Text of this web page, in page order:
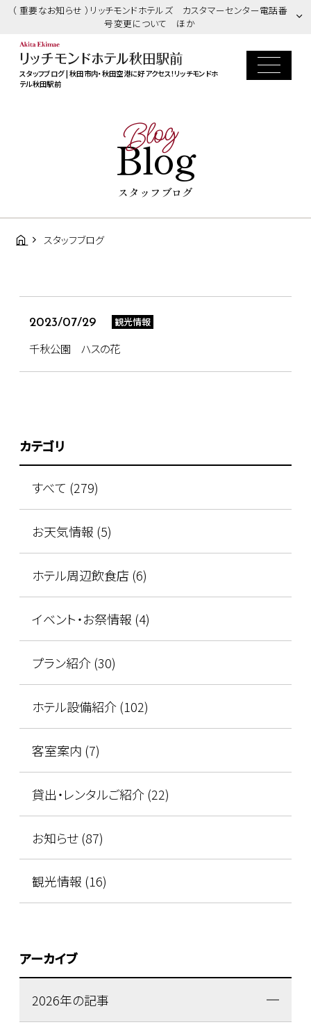
（ 重要なお知らせ ）リッチモンドホテルズ カスタマーセンター電話番
号変更について ほか
スタッフブログ | 秋田市内・秋田空港に好アクセス！リッチモンドホ
テル秋田駅前
Blog
Blog
スタッフブログ
スタッフブログ
2023/07/29 観光情報
千秋公園 ハスの花
カテゴリ
すべて (279)
お天気情報 (5)
ホテル周辺飲食店 (6)
イベント・お祭情報 (4)
プラン紹介 (30)
ホテル設備紹介 (102)
客室案内 (7)
貸出・レンタルご紹介 (22)
お知らせ (87)
観光情報 (16)
アーカイブ
2026年の記事